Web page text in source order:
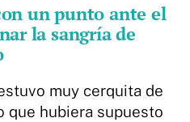
un punto ante el
la sangría de
muy cerquita de
que hubiera supuesto